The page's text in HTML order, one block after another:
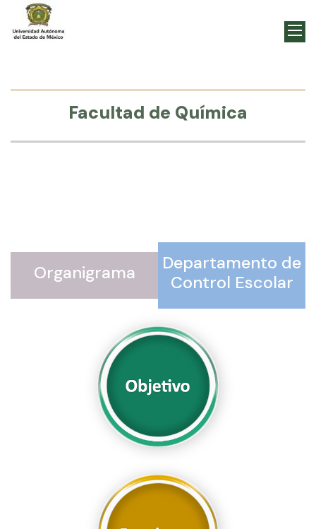
Facultad de Química
Organigrama
Departamento de
Control Escolar